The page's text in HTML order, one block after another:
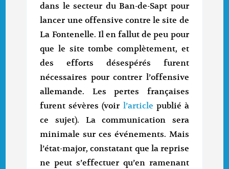
dans le secteur du Ban-de-Sapt pour
lancer une offensive contre le site de
La Fontenelle. Il en fallut de peu pour
que le site tombe complètement, et
des efforts désespérés furent
nécessaires pour contrer l’offensive
allemande. Les pertes françaises
furent sévères (voir l’article publié à
ce sujet). La communication sera
minimale sur ces événements. Mais
l’état-major, constatant que la reprise
ne peut s’effectuer qu’en ramenant